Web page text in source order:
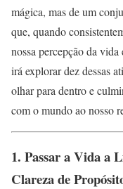
mágica, mas de um
que, quando
nossa percepção da
irá explorar dez dessas
olhar para dentro e
com o mundo ao nosso
1. Passar a Vida a
Clareza de